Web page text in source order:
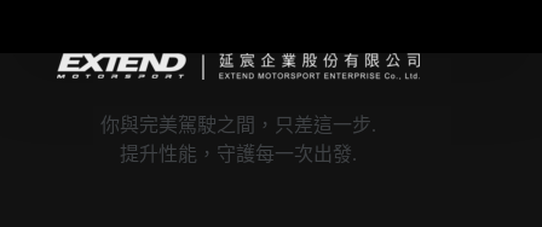
你與完美駕駛之間，只差這一步.
提升性能，守護每一次出發.